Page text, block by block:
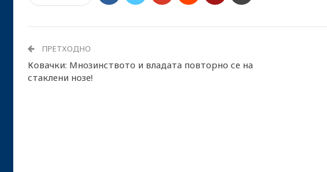
ПРЕТХОДНО
Ковачки: Мнозинството и владата повторно се на
стаклени нозе!